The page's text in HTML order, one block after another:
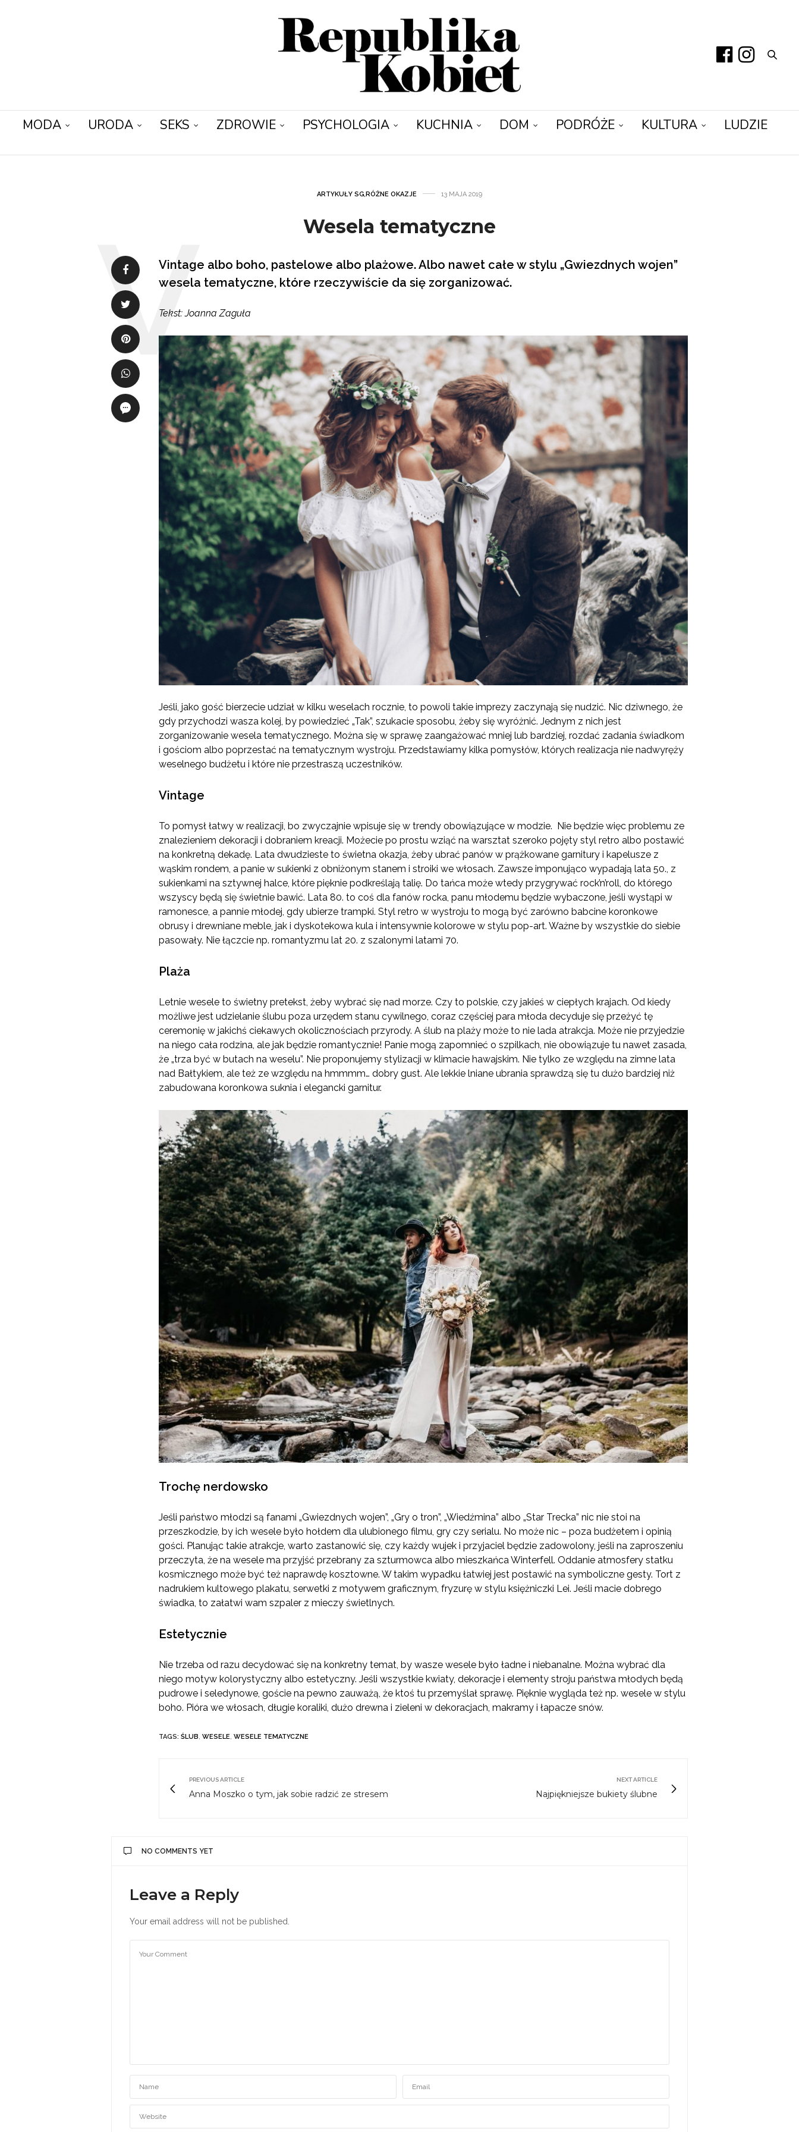
MODA URODA SEKS ZDROWIE PSYCHOLOGIA KUCHNIA DOM PODRÓŻE KULTURA LUDZIE
ARTYKUŁY SG,RÓŻNE OKAZJE 13 MAJA 2019
Wesela tematyczne
Vintage albo boho, pastelowe albo plażowe. Albo nawet całe w stylu „Gwiezdnych wojen”
wesela tematyczne, które rzeczywiście da się zorganizować.
Tekst: Joanna Zaguła
Jeśli, jako gość bierzecie udział w kilku weselach rocznie, to powoli takie imprezy zaczynają się nudzić. Nic dziwnego, że
gdy przychodzi wasza kolej, by powiedzieć „Tak”, szukacie sposobu, żeby się wyróżnić. Jednym z nich jest
zorganizowanie wesela tematycznego. Można się w sprawę zaangażować mniej lub bardziej, rozdać zadania świadkom
i gościom albo poprzestać na tematycznym wystroju. Przedstawiamy kilka pomysłów, których realizacja nie nadwyręży
weselnego budżetu i które nie przestraszą uczestników.
Vintage
To pomysł łatwy w realizacji, bo zwyczajnie wpisuje się w trendy obowiązujące w modzie. Nie będzie więc problemu ze
znalezieniem dekoracji i dobraniem kreacji. Możecie po prostu wziąć na warsztat szeroko pojęty styl retro albo postawić
na konkretną dekadę. Lata dwudzieste to świetna okazja, żeby ubrać panów w prążkowane garnitury i kapelusze z
wąskim rondem, a panie w sukienki z obniżonym stanem i stroiki we włosach. Zawsze imponująco wypadają lata 50., z
sukienkami na sztywnej halce, które pięknie podkreślają talię. Do tańca może wtedy przygrywać rock’n’roll, do którego
wszyscy będą się świetnie bawić. Lata 80. to coś dla fanów rocka, panu młodemu będzie wybaczone, jeśli wystąpi w
ramonesce, a pannie młodej, gdy ubierze trampki. Styl retro w wystroju to mogą być zarówno babcine koronkowe
obrusy i drewniane meble, jak i dyskotekowa kula i intensywnie kolorowe w stylu pop-art. Ważne by wszystkie do siebie
pasowały. Nie łączcie np. romantyzmu lat 20. z szalonymi latami 70.
Plaża
Letnie wesele to świetny pretekst, żeby wybrać się nad morze. Czy to polskie, czy jakieś w ciepłych krajach. Od kiedy
możliwe jest udzielanie ślubu poza urzędem stanu cywilnego, coraz częściej para młoda decyduje się przeżyć tę
ceremonię w jakichś ciekawych okolicznościach przyrody. A ślub na plaży może to nie lada atrakcja. Może nie przyjedzie
na niego cała rodzina, ale jak będzie romantycznie! Panie mogą zapomnieć o szpilkach, nie obowiązuje tu nawet zasada,
że „trza być w butach na weselu”. Nie proponujemy stylizacji w klimacie hawajskim. Nie tylko ze względu na zimne lata
nad Bałtykiem, ale też ze względu na hmmmm… dobry gust. Ale lekkie lniane ubrania sprawdzą się tu dużo bardziej niż
zabudowana koronkowa suknia i elegancki garnitur.
Trochę nerdowsko
Jeśli państwo młodzi są fanami „Gwiezdnych wojen”, „Gry o tron”, „Wiedźmina” albo „Star Trecka” nic nie stoi na
przeszkodzie, by ich wesele było hołdem dla ulubionego filmu, gry czy serialu. No może nic – poza budżetem i opinią
gości. Planując takie atrakcje, warto zastanowić się, czy każdy wujek i przyjaciel będzie zadowolony, jeśli na zaproszeniu
przeczyta, że na wesele ma przyjść przebrany za szturmowca albo mieszkańca Winterfell. Oddanie atmosfery statku
kosmicznego może być też naprawdę kosztowne. W takim wypadku łatwiej jest postawić na symboliczne gesty. Tort z
nadrukiem kultowego plakatu, serwetki z motywem graficznym, fryzurę w stylu księżniczki Lei. Jeśli macie dobrego
świadka, to załatwi wam szpaler z mieczy świetlnych.
Estetycznie
Nie trzeba od razu decydować się na konkretny temat, by wasze wesele było ładne i niebanalne. Można wybrać dla
niego motyw kolorystyczny albo estetyczny. Jeśli wszystkie kwiaty, dekoracje i elementy stroju państwa młodych będą
pudrowe i seledynowe, goście na pewno zauważą, że ktoś tu przemyślał sprawę. Pięknie wygląda też np. wesele w stylu
boho. Pióra we włosach, długie koraliki, dużo drewna i zieleni w dekoracjach, makramy i łapacze snów.
TAGS: ŚLUB, WESELE, WESELE TEMATYCZNE
PREVIOUS ARTICLE
Anna Moszko o tym, jak sobie radzić ze stresem
NEXT ARTICLE
Najpiękniejsze bukiety ślubne
NO COMMENTS YET
Leave a Reply
Your email address will not be published.